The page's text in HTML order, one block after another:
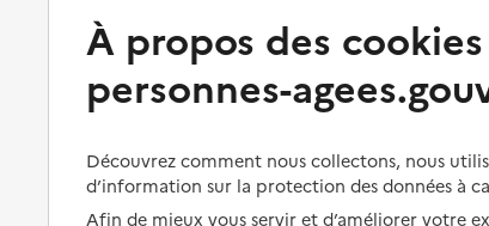
et droits
s'équiper
santé
Organiser à l'avance sa propre
Bénéficier de soins à
Aides financières
Partager son logement
À propos des
personnes-
Découvrez comment nous collectons, nous
d’information sur la protection des données à
Afin de mieux vous servir et d’améliorer votre